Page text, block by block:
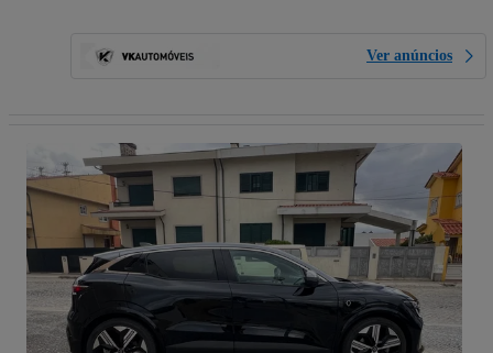
Ver anúncios